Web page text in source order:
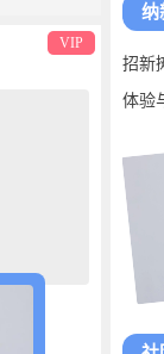
纳
招新
体验
VIP